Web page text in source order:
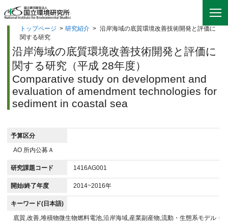
トップページ > 研究紹介 > 沿岸海域の底質環境改善技術開発と評価に
関する研究
沿岸海域の底質環境改善技術開発と評価に
関する研究（平成 28年度）
Comparative study on development and
evaluation of amendment technologies for
sediment in coastal sea
予算区分
AO 所内公募Ａ
研究課題コード 1416AG001
開始/終了年度 2014~2016年
キーワード(日本語)
底質,改善,堆積物微生物燃料電池,沿岸海域,産業副産物,流動・生態系モデル・